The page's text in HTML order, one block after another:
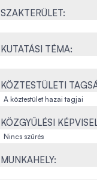
SZAKTERÜLET:
KUTATÁSI TÉMA:
KÖZTESTÜLETI
KÖZGYŰLÉSI
MUNKAHELY: